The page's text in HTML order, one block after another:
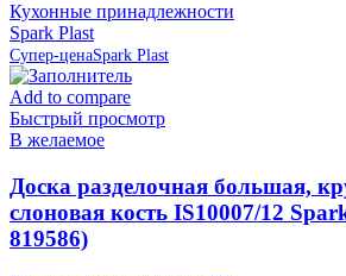
Кухонные принадлежности
Spark Plast
Супер-ценаSpark Plast
Add to compare
Быстрый просмотр
В желаемое
Доска разделочная большая,
слоновая кость IS10007/12
819586)